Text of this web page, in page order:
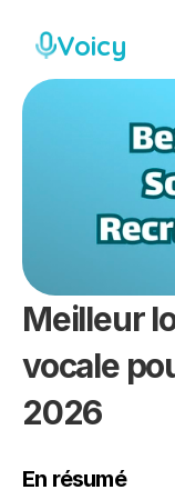
Voicy
Meilleur
vocale
2026
En résumé